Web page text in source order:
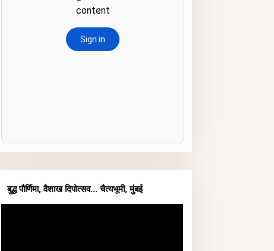
बुद्ध पौर्णिमा, वैशाख दिपोत्सव... चैत्यभूमी, मुंबई